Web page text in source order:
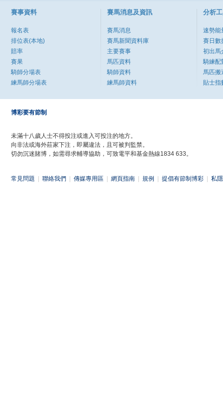
賽事資料
報名表
排位表(本地)
賠率
賽果
騎師分場表
練馬師分場表
賽馬消息及資訊
賽馬消息
賽馬新聞資料庫
主要賽事
馬匹資料
騎師資料
練馬師資料
分析
速勢能
賽日數
初出馬
騎練配
馬匹搬
貼士指
博彩要有節制
未滿十八歲人士不得投注或進入可投注的地方。
向非法或海外莊家下注，即屬違法，且可被判監禁。
切勿沉迷賭博，如需尋求輔導協助，可致電平和基金熱線1834 633。
常見問題 聯絡我們 傳媒專用區 網頁指南 規例 提倡有節制博彩 私